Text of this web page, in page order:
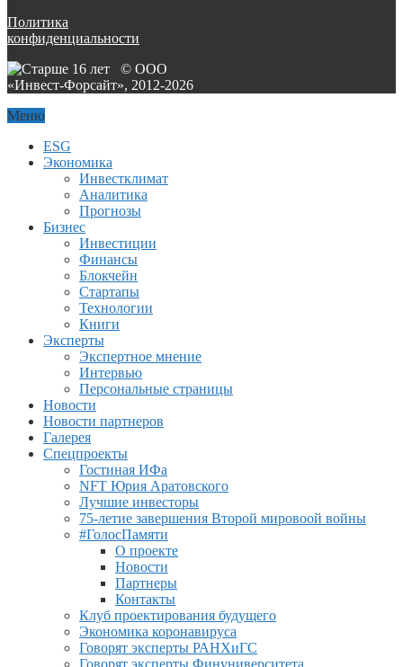
Политика
конфиденциальности
© ООО
«Инвест-Форсайт», 2012-2026
Меню
ESG
Экономика
Инвестклимат
Аналитика
Прогнозы
Бизнес
Инвестиции
Финансы
Блокчейн
Стартапы
Технологии
Книги
Эксперты
Экспертное мнение
Интервью
Персональные страницы
Новости
Новости партнеров
Галерея
Спецпроекты
Гостиная ИФа
NFT Юрия Аратовского
Лучшие инвесторы
75-летие завершения Второй мировоой войны
#ГолосПамяти
О проекте
Новости
Партнеры
Контакты
Клуб проектирования будущего
Экономика коронавируса
Говорят эксперты РАНХиГС
Говорят эксперты Финуниверситета